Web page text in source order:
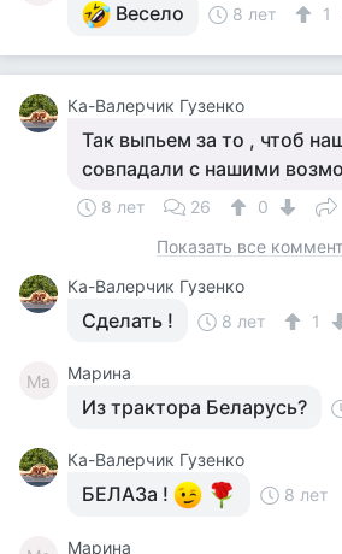
Весело 8 лет 1
Ка-Валерчик Гузенко
Так выпьем за то , чтоб
совпадали с нашими
8 лет 26
0
Показать все
Ка-Валерчик Гузенко
Сделать ! 8 лет 1
Ма Марина
Из трактора Беларусь?
Ка-Валерчик Гузенко
БЕЛАЗа ! 8 лет
Марина